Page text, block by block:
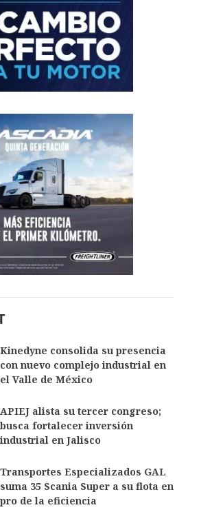
Kinedyne consolida su presencia
con nuevo complejo industrial en
el Valle de México
APIEJ alista su tercer congreso;
busca fortalecer inversión
industrial en Jalisco
Transportes Especializados GAL
suma 35 Scania Super a su flota en
pro de la eficiencia